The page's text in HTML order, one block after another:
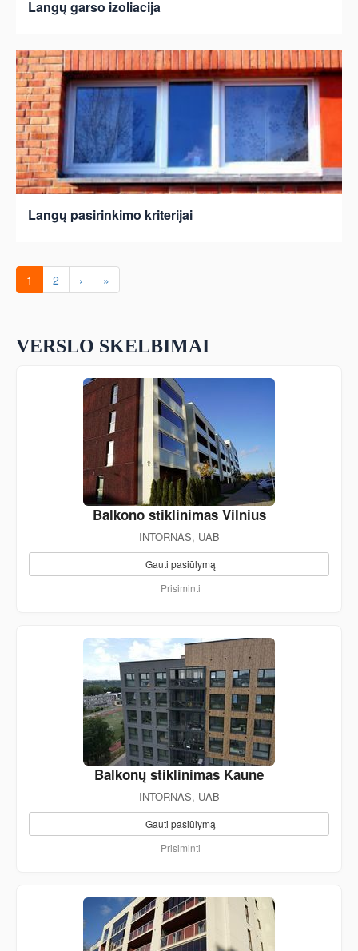
Langų garso izoliacija
Langų pasirinkimo kriterijai
1 2 › »
VERSLO SKELBIMAI
Balkono stiklinimas Vilnius
INTORNAS, UAB
Gauti pasiūlymą
Prisiminti
Balkonų stiklinimas Kaune
INTORNAS, UAB
Gauti pasiūlymą
Prisiminti